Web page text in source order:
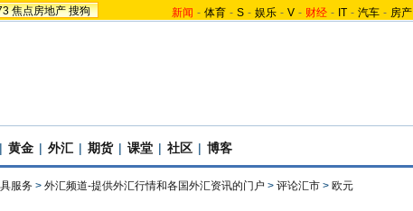
焦点房地产 搜狗 新闻 - 体育 - S - 娱乐 - V - 财经 - IT - 汽车 - 房产
| 黄金 | 外汇 | 期货 | 课堂 | 社区 | 博客
服务 > 外汇频道-提供外汇行情和各国外汇资讯的门户 > 评论汇市 > 欧元